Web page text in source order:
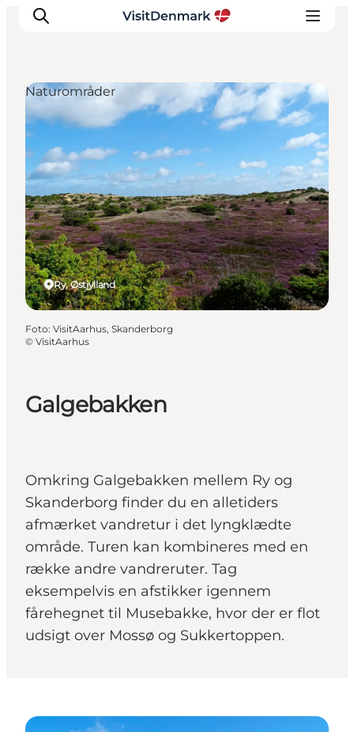
Inspiration
Destinationer
Oplevelser
Overnatning
Planlæg ferien
Galgebakken
Omkring Galgebakken mellem Ry og
Skanderborg finder du en alletiders
afmærket vandretur i det lyngklædte
område. Turen kan kombineres med en
række andre vandreruter. Tag
eksempelvis en afstikker igennem
fårehegnet til Musebakke, hvor der er flot
udsigt over Mossø og Sukkertoppen.
Ry, Østjylland
Naturområder
Foto: VisitAarhus, Skanderborg
© VisitAarhus